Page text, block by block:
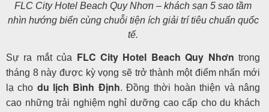
Nhơn
Cảm
nhận
FLC City Hotel Beach Quy Nhơn – khách sạn 5 sao tầm
nhìn hướng biển cùng chuỗi tiện ích giải trí tiêu chuẩn quốc
tế.
Sự ra mắt của FLC City Hotel Beach Quy Nhơn trong
tháng 8 này được kỳ vọng sẽ trở thành một điểm nhấn mới
lạ cho du lịch Bình Định. Đồng thời hoàn thiện và nâng
cao những trải nghiệm nghỉ dưỡng cao cấp cho du khách